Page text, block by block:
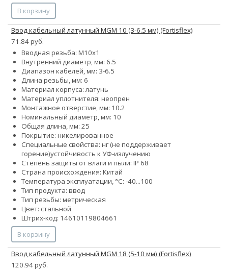
В корзину
Ввод кабельный латунный МGM 10 (3-6.5 мм) (Fortisflex)
71.84 руб.
Вводная резьба: M10x1
Внутренний диаметр, мм: 6.5
Диапазон кабелей, мм: 3-6.5
Длина резьбы, мм: 6
Материал корпуса: латунь
Материал уплотнителя: неопрен
Монтажное отверстие, мм: 10.2
Номинальный диаметр, мм: 10
Общая длина, мм: 25
Покрытие: никелированное
Специальные свойства: нг (не поддерживает
горение)устойчивость к УФ-излучению
Степень защиты от влаги и пыли: IP 68
Страна происхождения: Китай
Температура эксплуатации, °С: -40...100
Тип продукта: ввод
Тип резьбы: метрическая
Цвет: стальной
Штрих-код: 14610119804661
В корзину
Ввод кабельный латунный МGM 18 (5-10 мм) (Fortisflex)
120.94 руб.